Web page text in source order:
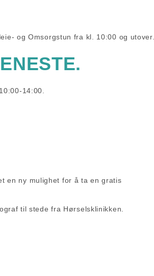
og Omsorgstun fra kl. 10:00 og utover.
14:00.
en ny mulighet for å ta en gratis
til stede fra Hørselsklinikken.